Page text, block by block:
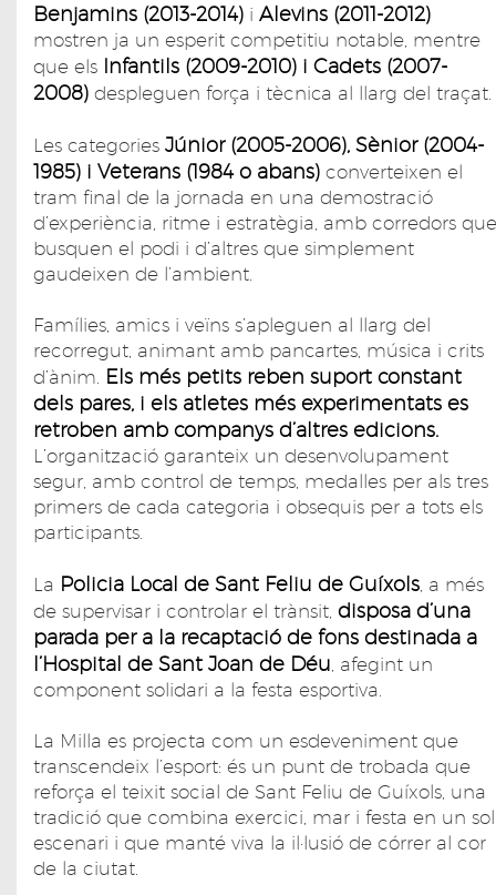
Benjamins (2013-2014) i Alevins (2011-2012)
mostren ja un esperit competitiu notable, mentre
que els Infantils (2009-2010) i Cadets (2007-
2008) despleguen força i tècnica al llarg del traçat.
Les categories Júnior (2005-2006), Sènior (2004-
1985) i Veterans (1984 o abans) converteixen el
tram final de la jornada en una demostració
d’experiència, ritme i estratègia, amb corredors que
busquen el podi i d’altres que simplement
gaudeixen de l’ambient.
Famílies, amics i veïns s’apleguen al llarg del
recorregut, animant amb pancartes, música i crits
d’ànim. Els més petits reben suport constant
dels pares, i els atletes més experimentats es
retroben amb companys d’altres edicions.
L’organització garanteix un desenvolupament
segur, amb control de temps, medalles per als tres
primers de cada categoria i obsequis per a tots els
participants.
La Policia Local de Sant Feliu de Guíxols , a més
de supervisar i controlar el trànsit, disposa d’una
parada per a la recaptació de fons destinada a
l’Hospital de Sant Joan de Déu , afegint un
component solidari a la festa esportiva.
La Milla es projecta com un esdeveniment que
transcendeix l’esport: és un punt de trobada que
reforça el teixit social de Sant Feliu de Guíxols, una
tradició que combina exercici, mar i festa en un sol
escenari i que manté viva la il·lusió de córrer al cor
de la ciutat.